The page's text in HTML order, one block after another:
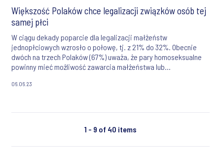
Większość Polaków chce legalizacji związków osób tej
samej płci
W ciągu dekady poparcie dla legalizacji małżeństw
jednopłciowych wzrosło o połowę, tj. z 21% do 32%. Obecnie
dwóch na trzech Polaków (67%) uważa, że pary homoseksualne
powinny mieć możliwość zawarcia małżeństwa lub
jest też zdania, że osoby transpłciowe powinny być chronione
06.06.23
1 - 9 of 40 items